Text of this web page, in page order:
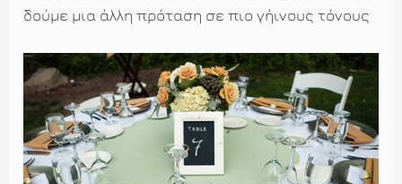
δούμε μια άλλη πρόταση σε πιο γήινους τόνους